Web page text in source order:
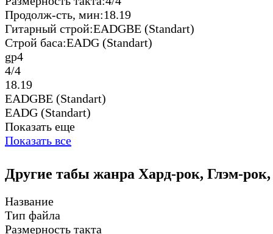
Продолж-сть, мин:18.19
Гитарный строй:EADGBE (Standart)
Строй баса:EADG (Standart)
gp4
4/4
18.19
EADGBE (Standart)
EADG (Standart)
Показать еще
Показать все
Другие табы жанра Хард-рок, Глэм-
Название
Тип файла
Размерность такта